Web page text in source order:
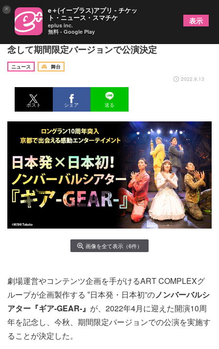
ノンバーバルシアター『ギア-GEAR-』10周年を記
念して期間限定バージョンで公演決定
ニュース
舞台
2022.9.13
ポスト シェア 送る
画像を全て表示（6件）
劇場運営やコンテンツ企画を⼿がけるART COMPLEXグ
ループが企画製作する ‟⽇本発・⽇本初”のノンバーバルシ
アター『ギア-GEAR-』 が、2022年4⽉に迎えた開演10周
年を記念し、今秋、期間限定バージョンでの公演を実施す
ることが決定した。
× e＋(イープラス)アプリ - チケッ
ト・ニュース・スマチケ
eplus inc.
無料 - Google Play
表示